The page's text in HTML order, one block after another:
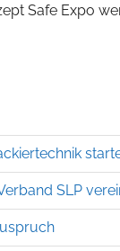
Safe Expo
SLP